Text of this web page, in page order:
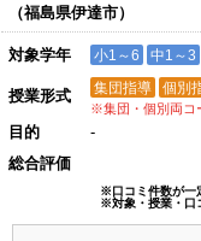
（福島県伊達市）
対象学年 小1～6 中1～3
授業形式 集団指導 個別
※集団・個別両コ
目的
-
総合評価
※口コミ件数が一
※対象・授業・口